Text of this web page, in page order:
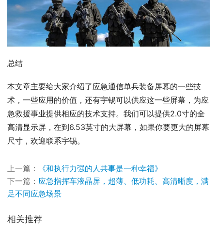
总结
本文章主要给大家介绍了应急通信单兵装备屏幕的一些技
术，一些应用的价值，还有宇锡可以供应这一些屏幕，为应
急救援事业提供相应的技术支持。我们可以提供2.0寸的全
高清显示屏，在到6.53英寸的大屏幕，如果你要更大的屏幕
尺寸，欢迎联系宇锡。
上一篇：
《和执行力强的人共事是一种幸福》
下一篇： 应急指挥车液晶屏，超薄、低功耗、高清晰度，满
足不同应急场景
相关推荐